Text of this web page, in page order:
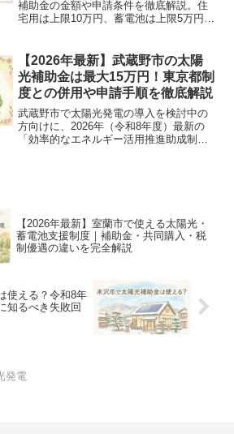
補助金の金額や申請条件を徹底解説。住
宅用は上限10万円、蓄電池は上限5万円！
要書類、事業者向け制度との違いまで詳
しく紹介します。-->
【2026年最新】武蔵野市の太陽
光補助金は最大15万円！東京都制
度との併用や申請手順を徹底解説
武蔵野市で太陽光発電の導入を検討中の
方向けに、2026年（令和8年度）最新の
「効率的なエネルギー活用推進助成制
【2026年最新】室蘭市で使える太陽光・
蓄電池支援制度｜補助金・共同購入・税
制優遇の違いを完全解説
使える？令和8年
知るべき失敗回
発電